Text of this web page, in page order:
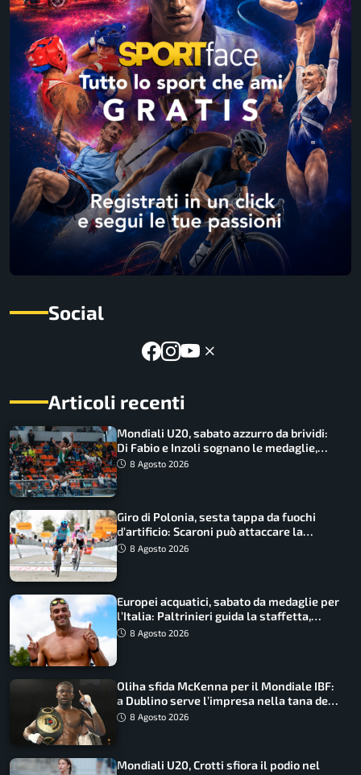
Social
Articoli recenti
Mondiali U20, sabato azzurro da brividi:
Di Fabio e Inzoli sognano le medaglie,
Castellani e Succo in finale
8 Agosto 2026
Giro di Polonia, sesta tappa da fuochi
d’artificio: Scaroni può attaccare la
maglia di Lemmen
8 Agosto 2026
Europei acquatici, sabato da medaglie per
l’Italia: Paltrinieri guida la staffetta,
Barnabà sogna l’oro dalle grandi altezze
8 Agosto 2026
Oliha sfida McKenna per il Mondiale IBF:
a Dublino serve l’impresa nella tana del
lupo8 Agosto 2026
Mondiali U20, Crotti sfiora il podio nel